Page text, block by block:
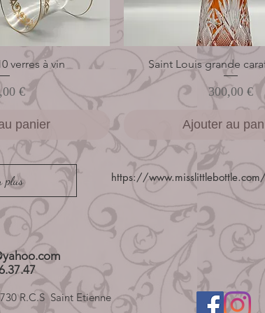
rapide
verres à vin
€
panier
Aperçu rapide
Saint Louis grande
Prix
300,00 €
Ajouter au
plus https://
R.C.S Saint Etienne